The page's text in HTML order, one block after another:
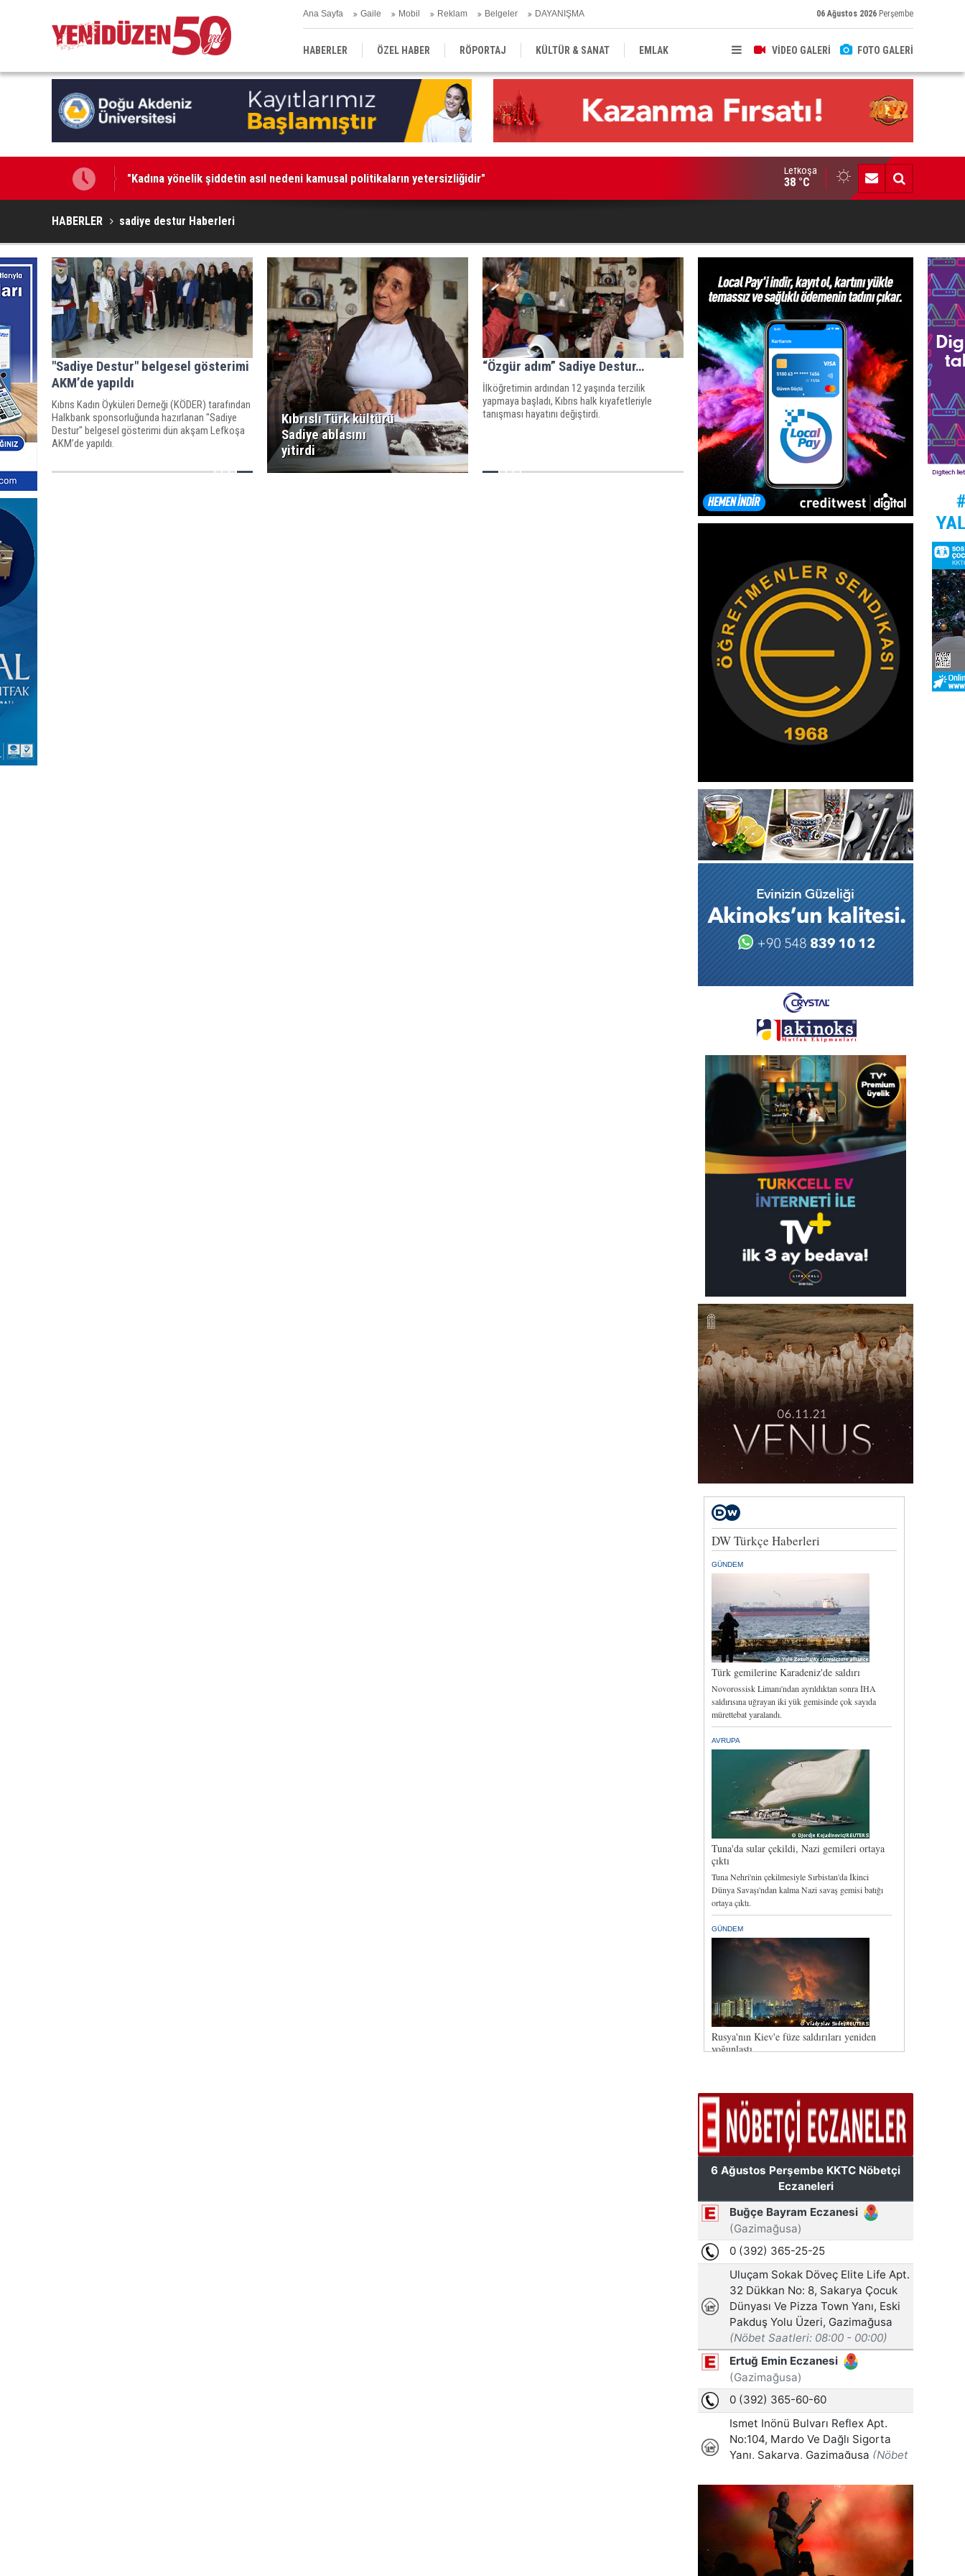
Ana Sayfa Gaile Mobil Reklam Belgeler DAYANIŞMA 06 Ağustos 2026 Perşembe
VİDEO GALERİ FOTO GALERİ
HABERLER ÖZEL HABER RÖPORTAJ KÜLTÜR & SANAT EMLAK
EĞİTİM YEREL YÖNETİM DERGİLER
"Kadına yönelik şiddetin asıl nedeni kamusal politikaların yetersizliğidir"
İşte korkunç gecenin detayları...
Güneydeki Merkezi Cezaevi'nde güvenlik sorunları yaşanıyor
Lefkoşa
38 °C
HABERLER sadiye destur Haberleri
"Sadiye Destur" belgesel gösterimi
AKM’de yapıldı
Kıbrıs Kadın Öyküleri Derneği (KÖDER) tarafından
Halkbank sponsorluğunda hazırlanan "Sadiye
Destur" belgesel gösterimi dün akşam Lefkoşa
AKM’de yapıldı.
Kıbrıslı Türk kültürü
Sadiye ablasını
yitirdi
“Özgür adım” Sadiye Destur…
İlköğretimin ardından 12 yaşında terzilik
yapmaya başladı, Kıbrıs halk kıyafetleriyle
tanışması hayatını değiştirdi.